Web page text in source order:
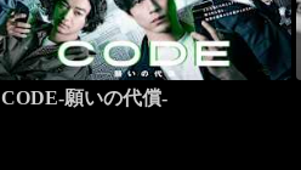
CODE-願いの代償-